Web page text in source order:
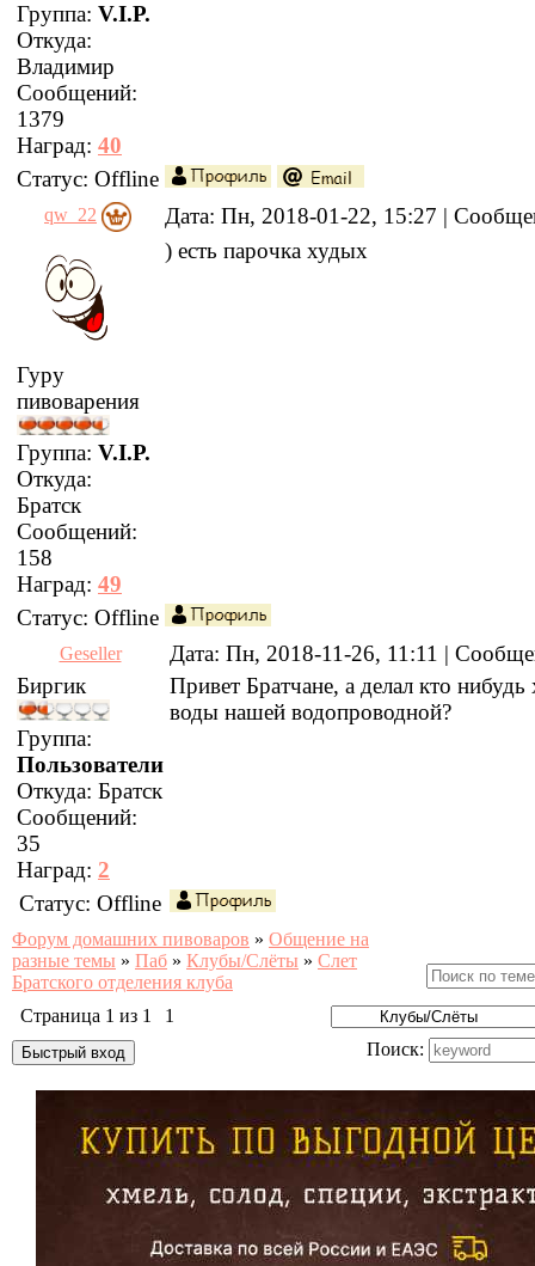
Группа: V.I.P.
Откуда:
Владимир
Сообщений:
1379
Наград: 40
Статус: Offline
qw_22 Дата: Пн, 2018-01-22, 15:27 |
Гуру
пивоварения
Группа: V.I.P.
Откуда:
Братск
Сообщений:
158
Наград: 49
) есть парочка худых
Статус: Offline
Geseller
Дата: Пн, 2018-11-26, 11:11 |
Биргик
Группа:
Пользователи
Откуда: Братск
Сообщений:
35
Наград: 2
Привет Братчане, а делал кто нибудь
воды нашей водопроводной?
Статус: Offline
Форум домашних пивоваров » Общение на
разные темы » Паб » Клубы/Слёты » Слет
Братского отделения клуба
Страница 1 из 1
1
Поиск: